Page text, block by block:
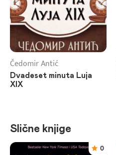
Čedomir Antić
Dvadeset minuta Luja
XIX
Slične knjige
0